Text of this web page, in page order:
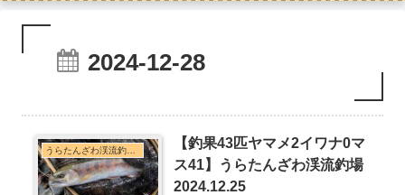
2024-12-28
【釣果43匹ヤマメ2イワナ0マ
ス41】うらたんざわ渓流釣場
2024.12.25